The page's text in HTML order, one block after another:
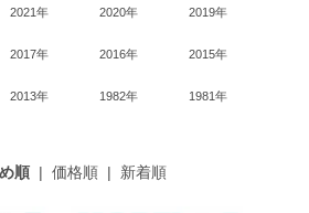
2021年 2020年 2019年
2017年 2016年 2015年
2013年 1982年 1981年
順 |価格順 | 新着順